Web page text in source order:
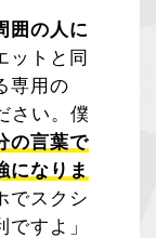
囲の人に
ットと同
専用の
さい。僕
の言葉で
になりま
でスクシ
すよ」